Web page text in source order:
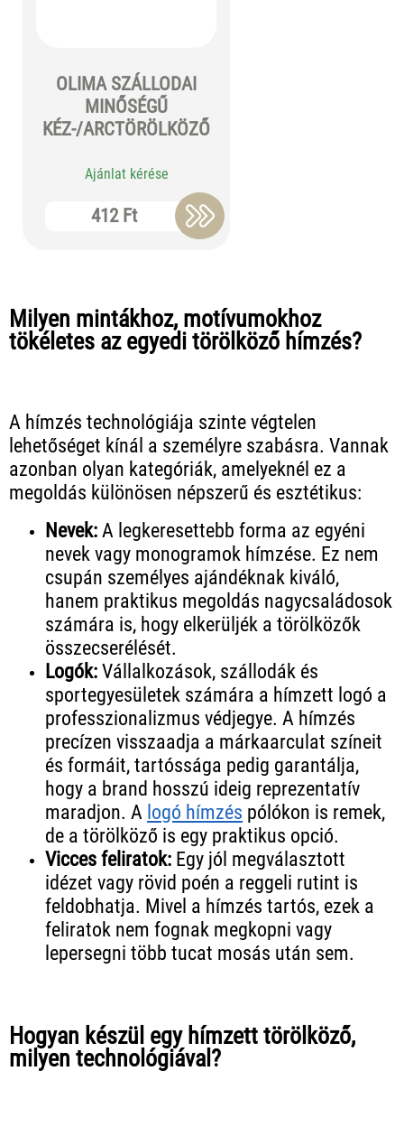
OLIMA SZÁLLODAI
MINŐSÉGŰ
KÉZ-/ARCTÖRÖLKÖZŐ
Ajánlat kérése
412 Ft
Milyen mintákhoz, motívumokhoz
tökéletes az egyedi törölköző hímzés?
A hímzés technológiája szinte végtelen
lehetőséget kínál a személyre szabásra. Vannak
azonban olyan kategóriák, amelyeknél ez a
megoldás különösen népszerű és esztétikus:
Nevek: A legkeresettebb forma az egyéni
nevek vagy monogramok hímzése. Ez nem
csupán személyes ajándéknak kiváló,
hanem praktikus megoldás nagycsaládosok
számára is, hogy elkerüljék a törölközők
összecserélését.
Logók: Vállalkozások, szállodák és
sportegyesületek számára a hímzett logó a
professzionalizmus védjegye. A hímzés
precízen visszaadja a márkaarculat színeit
és formáit, tartóssága pedig garantálja,
hogy a brand hosszú ideig reprezentatív
maradjon. A logó hímzés pólókon is remek,
de a törölköző is egy praktikus opció.
Vicces feliratok: Egy jól megválasztott
idézet vagy rövid poén a reggeli rutint is
feldobhatja. Mivel a hímzés tartós, ezek a
feliratok nem fognak megkopni vagy
lepersegni több tucat mosás után sem.
Hogyan készül egy hímzett törölköző,
milyen technológiával?